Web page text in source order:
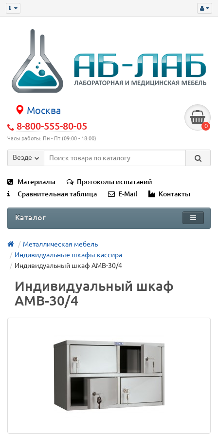
Москва
8-800-555-80-05
Часы работы: Пн - Пт (09:00 - 18:00)
0
Везде
Материалы
Протоколы испытаний
Сравнительная таблица
E-Mail Контакты
Каталог
Металлическая мебель
Индивидуальные шкафы кассира
Индивидуальный шкаф AMB-30/4
Индивидуальный шкаф
AMB-30/4